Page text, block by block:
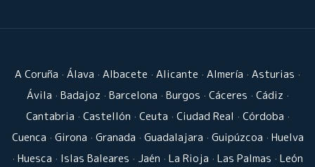
A Coruña · Álava · Albacete · Alicante · Almería · Asturias ·
Ávila · Badajoz · Barcelona · Burgos · Cáceres · Cádiz ·
Cantabria · Castellón · Ceuta · Ciudad Real · Córdoba ·
Cuenca · Girona · Granada · Guadalajara · Guipúzcoa · Huelva
· Huesca · Islas Baleares · Jaén · La Rioja · Las Palmas · León